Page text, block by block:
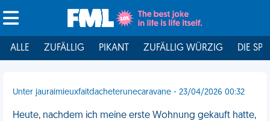
ALLE ZUFÄLLIG PIKANT ZUFÄLLIG WÜRZIG DIE
Unter jauraimieuxfaitdacheterunecaravane - 23/04/2026 00:32
Heute, nachdem ich meine erste Wohnung gekauft hatte,